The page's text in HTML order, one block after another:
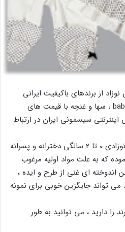
از برندهای باکیفیت ایرانی
مانند : مهتابیبی ، نیکا ، baby boo ، سها و غنچه با قیمت های
سیسمونی ایران در ارتباط
شرکت تولیدی مهتا محصولات نوزادی 0 تا 2 سالگی دخترانه و پسرانه
که به علت مواد اولیه مرغوب
اندوخته ای غنی از طرح و ایده ،
تواند جایگزین خوبی برای نمونه
را دارید ، می توانید به طور